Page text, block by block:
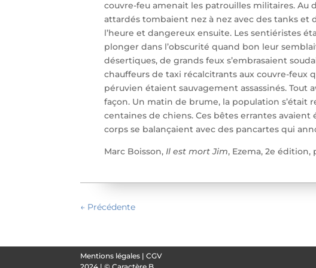
couvre-feu amenait les patrouilles militaires. Au
attardés tombaient nez à nez avec des tanks
l’heure et dangereux ensuite. Les sentiéristes
plonger dans l’obscurité quand bon leur
désertiques, de grands feux s’embrasaient
chauffeurs de taxi récalcitrants aux couvre-feux
péruvien étaient sauvagement assassinés.
façon. Un matin de brume, la population s’était
centaines de chiens. Ces bêtes errantes
corps se balançaient avec des pancartes qui
Marc Boisson, Il est mort Jim, Ezema, 2e édition,
← Précédente
Mentions légales |CGV
2024 | ©Caractère B